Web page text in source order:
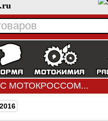
С МОТОКРОССОМ...